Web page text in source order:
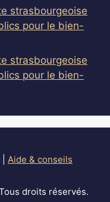
strasbourgeoise
pour le bien-
strasbourgeoise
pour le bien-
Aide & conseils
droits réservés.